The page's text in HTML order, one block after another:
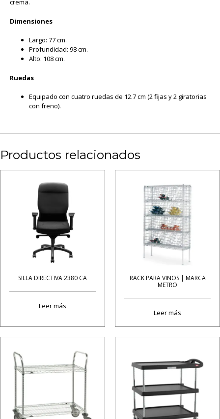
crema.
Dimensiones
Largo: 77 cm.
Profundidad: 98 cm.
Alto: 108 cm.
Ruedas
Equipado con cuatro ruedas de 12.7 cm (2 fijas y 2 giratorias
con freno).
Productos relacionados
SILLA DIRECTIVA 2380 CA
Leer más
RACK PARA VINOS | MARCA
METRO
Leer más